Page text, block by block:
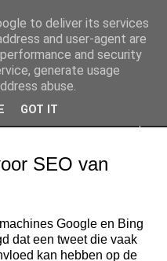
SEO van
Google en Bing
dat een tweet die vaak
kan hebben op de
to deliver its services
and user-agent are
and security
generate usage
abuse.
GOT IT